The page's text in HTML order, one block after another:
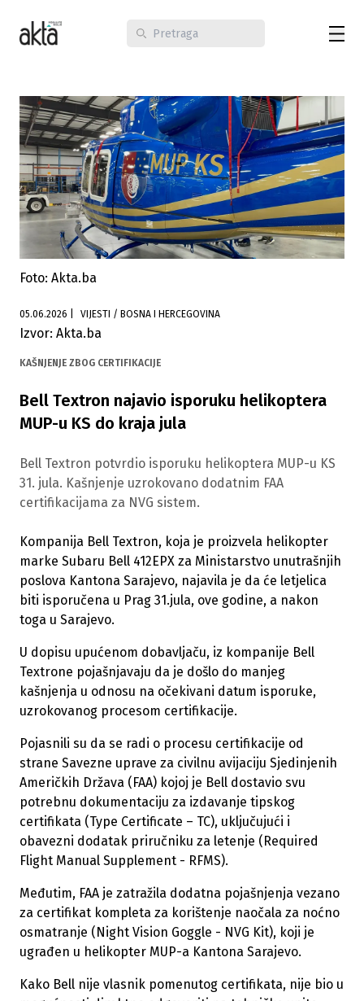
Foto: Akta.ba
05.06.2026 VIJESTI / BOSNA I HERCEGOVINA
Izvor: Akta.ba
KAŠNJENJE ZBOG CERTIFIKACIJE
Bell Textron najavio isporuku helikoptera
MUP-u KS do kraja jula
Bell Textron potvrdio isporuku helikoptera MUP-u KS
31. jula. Kašnjenje uzrokovano dodatnim FAA
certifikacijama za NVG sistem.
Kompanija Bell Textron, koja je proizvela helikopter
marke Subaru Bell 412EPX za Ministarstvo unutrašnjih
poslova Kantona Sarajevo, najavila je da će letjelica
biti isporučena u Prag 31.jula, ove godine, a nakon
toga u Sarajevo.
U dopisu upućenom dobavljaču, iz kompanije Bell
Textrone pojašnjavaju da je došlo do manjeg
kašnjenja u odnosu na očekivani datum isporuke,
uzrokovanog procesom certifikacije.
Pojasnili su da se radi o procesu certifikacije od
strane Savezne uprave za civilnu avijaciju Sjedinjenih
Američkih Država (FAA) kojoj je Bell dostavio svu
potrebnu dokumentaciju za izdavanje tipskog
certifikata (Type Certificate – TC), uključujući i
obavezni dodatak priručniku za letenje (Required
Flight Manual Supplement - RFMS).
Međutim, FAA je zatražila dodatna pojašnjenja vezano
za certifikat kompleta za korištenje naočala za noćno
osmatranje (Night Vision Goggle - NVG Kit), koji je
ugrađen u helikopter MUP-a Kantona Sarajevo.
Kako Bell nije vlasnik pomenutog certifikata, nije bio u